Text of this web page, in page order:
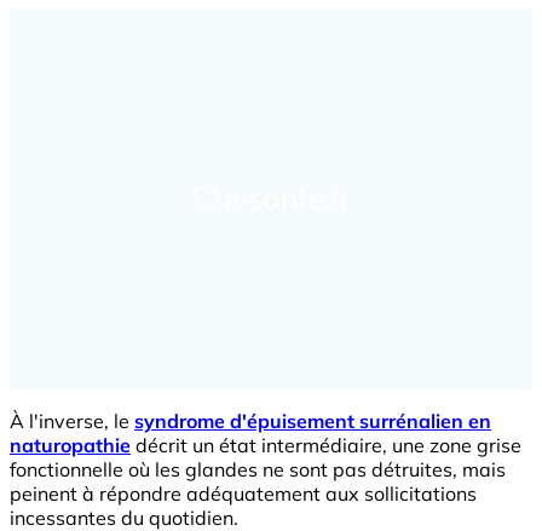
À l'inverse, le syndrome d'épuisement surrénalien en
naturopathie décrit un état intermédiaire, une zone grise
fonctionnelle où les glandes ne sont pas détruites, mais
peinent à répondre adéquatement aux sollicitations
incessantes du quotidien.